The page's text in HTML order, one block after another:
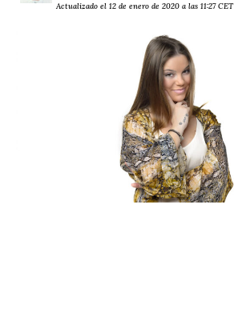
Actualizado el 12 de enero de 2020 a las 11:27 CET